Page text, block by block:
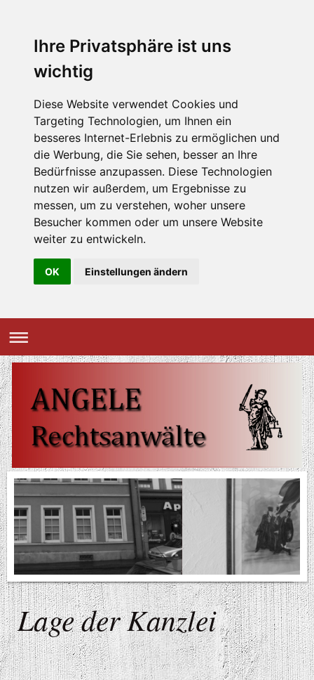
Ihre Privatsphäre ist uns
wichtig
Diese Website verwendet Cookies und
Targeting Technologien, um Ihnen ein
besseres Internet-Erlebnis zu ermöglichen und
die Werbung, die Sie sehen, besser an Ihre
Bedürfnisse anzupassen. Diese Technologien
nutzen wir außerdem, um Ergebnisse zu
messen, um zu verstehen, woher unsere
Besucher kommen oder um unsere Website
weiter zu entwickeln.
OK Einstellungen ändern
Lage der Kanzlei